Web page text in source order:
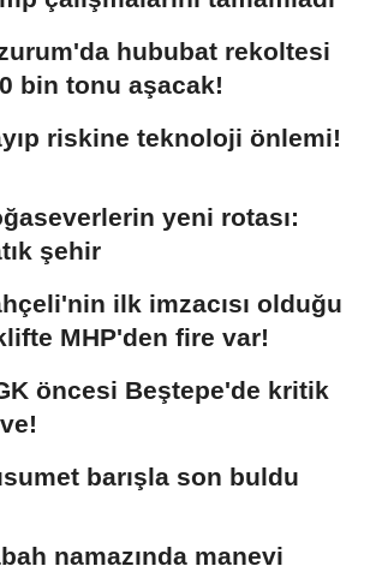
hububat rekoltesi
bin tonu aşacak!
riskine teknoloji önlemi!
yeni rotası:
şehir
ilk imzacısı olduğu
MHP'den fire var!
öncesi Beştepe'de kritik
barışla son buldu
namazında manevi